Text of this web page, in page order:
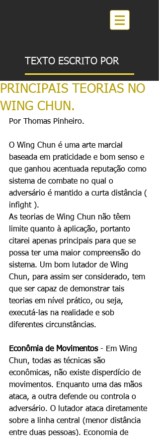
TEXTO ESCRITO POR
PRINCIPAIS TEORIAS NO
WING CHUN.
Por Thomas Pinheiro.
O Wing Chun é uma arte marcial
baseada em praticidade e bom senso e
que ganhou acentuada reputação como
sistema de combate no qual o
adversário é mantido a curta distância (
infight ).
As teorias de Wing Chun não têem
limite quanto à aplicação, portanto
citarei apenas principais para que se
possa ter uma maior compreensão do
sistema. Um bom lutador de Wing
Chun, para assim ser considerado, tem
que ser capaz de demonstrar tais
teorias em nível prático, ou seja,
executá-las na realidade e sob
diferentes circunstâncias.
Econômia de Movimentos - Em Wing
Chun, todas as técnicas são
econômicas, não existe disperdício de
movimentos. Enquanto uma das mãos
ataca, a outra defende ou controla o
adversário. O lutador ataca diretamente
sobre a linha central (menor distância
entre duas pessoas). Economia de